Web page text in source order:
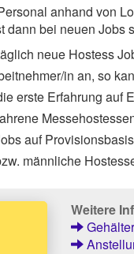
anhand von
bei neuen Jobs
neue Hostess
in an, so
erste Erfahrung auf
auf
männliche
Weitere